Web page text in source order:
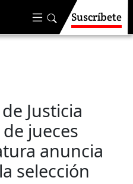
Suscríbete
Justicia
jueces
anuncia
selección